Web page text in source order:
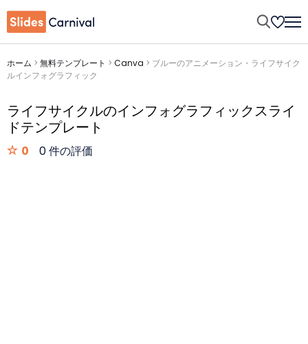
ホーム > 無料テンプレート > Canva > ブルーのアニメーション・ライフサイク
ルインフォグラフィック
ライフサイクルのインフォグラフィックスライ
ドテンプレート
0 0 件の評価